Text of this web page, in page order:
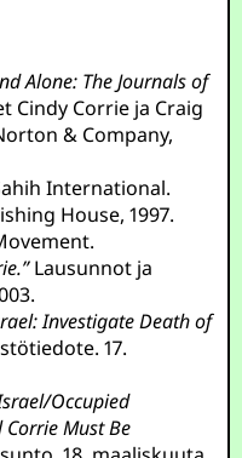
Alone: The Journals of
Cindy Corrie ja Craig
& Company,
International.
House, 1997.
Lausunnot ja
Investigate Death of
17.
Occupied
Corrie Must Be